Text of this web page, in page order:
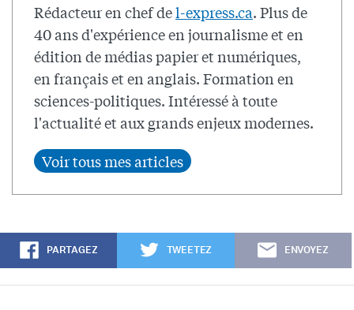
Rédacteur en chef del-express.ca. Plus de
40 ans d'expérience en journalisme et en
édition de médias papier et numériques,
en français et en anglais. Formation en
sciences-politiques. Intéressé à toute
l'actualité et aux grands enjeux modernes.
PARTAGEZ TWEETEZ ENVOYEZ